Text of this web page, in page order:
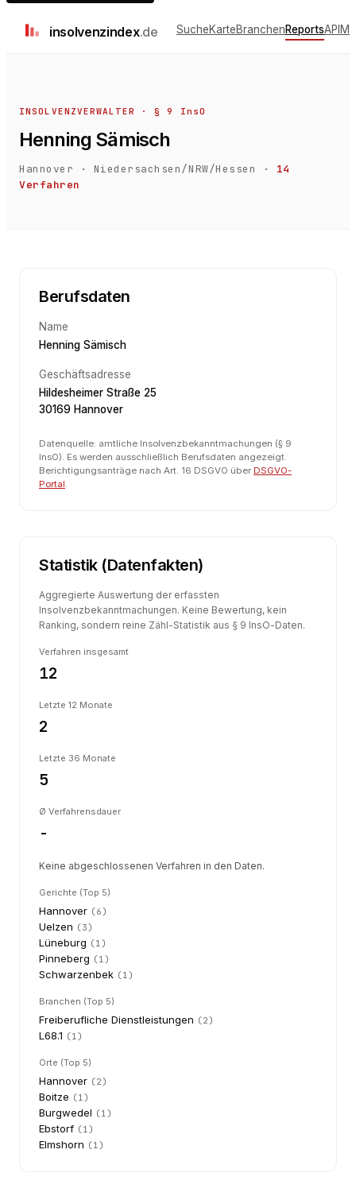
insolvenzindex.de SucheKarteBranchenReportsAPI
INSOLVENZVERWALTER · § 9 InsO
Henning Sämisch
Hannover · Niedersachsen/NRW/Hessen ·
14
Verfahren
Berufsdaten
Name
Henning Sämisch
Geschäftsadresse
Hildesheimer Straße 25
30169 Hannover
Datenquelle: amtliche Insolvenzbekanntmachungen (§ 9
InsO). Es werden ausschließlich Berufsdaten angezeigt.
Berichtigungsanträge nach Art. 16 DSGVO über DSGVO-
Portal.
Statistik (Datenfakten)
Aggregierte Auswertung der erfassten
Insolvenzbekanntmachungen. Keine Bewertung, kein
Ranking, sondern reine Zähl-Statistik aus § 9 InsO-Daten.
Verfahren insgesamt
12
Letzte 12 Monate
2
Letzte 36 Monate
5
Ø Verfahrensdauer
-
Keine abgeschlossenen Verfahren in den Daten.
Gerichte (Top 5)
Hannover (6)
Uelzen (3)
Lüneburg (1)
Pinneberg (1)
Schwarzenbek (1)
Branchen (Top 5)
Freiberufliche Dienstleistungen (2)
L68.1 (1)
Orte (Top 5)
Hannover (2)
Boitze (1)
Burgwedel (1)
Ebstorf (1)
Elmshorn (1)